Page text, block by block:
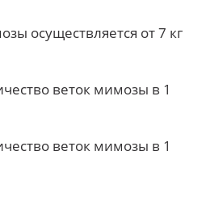
осуществляется от 7 кг
веток мимозы в 1
веток мимозы в 1